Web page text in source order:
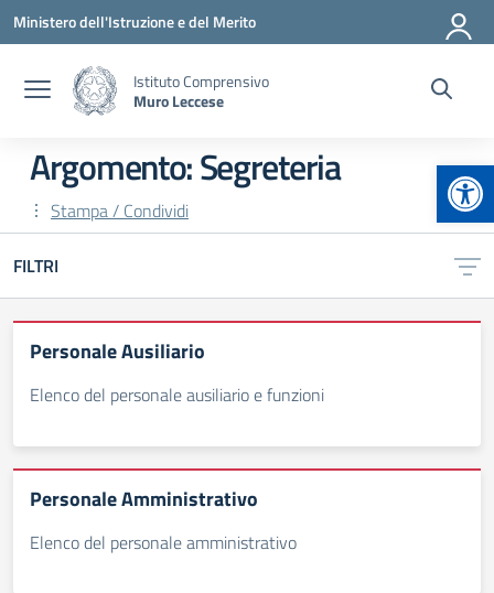
Vai ai contenuti
Vai al menu di navigazione
Vai al footer
Ministero dell'Istruzione e del Merito
Istituto Comprensivo
Muro Leccese
Argomento: Segreteria
Stampa / Condividi
FILTRI
Personale Ausiliario
Elenco del personale ausiliario e funzioni
Personale Amministrativo
Elenco del personale amministrativo